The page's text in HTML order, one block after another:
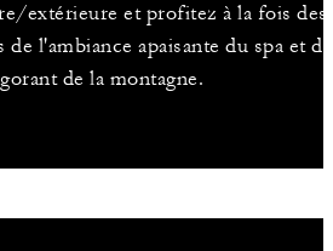
extérieure et profitez à la fois des
de l'ambiance apaisante du spa et de
de la montagne.